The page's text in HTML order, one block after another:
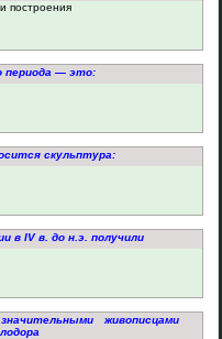
построения
периода — это:
скульптура:
в IV в. до н.э. получили
живописцами